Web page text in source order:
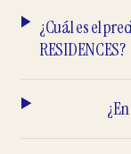
¿Cuál es el
RESIDENCES?